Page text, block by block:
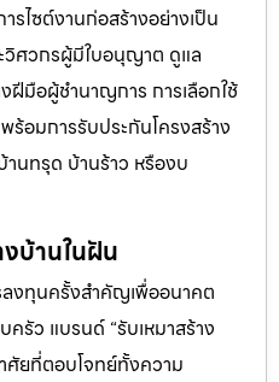
รไซต์งานก่อสร้างอย่างเป็น
วิศวกรผู้มีใบอนุญาต ดูแล
มือผู้ชำนาญการ การเลือกใช้
อมการรับประกันโครงสร้าง
นทรุด บ้านร้าว หรืองบ
บ้านในฝัน
งทุนครั้งสำคัญเพื่ออนาคต
รัว แบรนด์ “รับเหมาสร้าง
ศัยที่ตอบโจทย์ทั้งความ